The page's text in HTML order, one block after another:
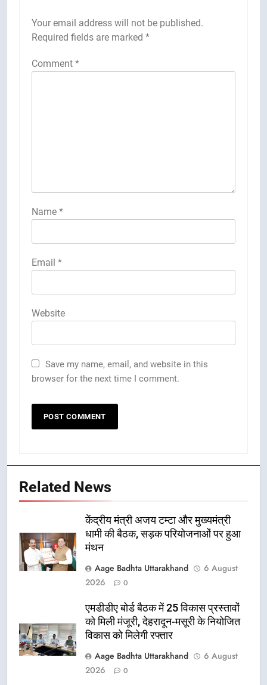
Your email address will not be published.
Required fields are marked *
Comment *
Name *
Email *
Website
Save my name, email, and website in this
browser for the next time I comment.
Related News
केंद्रीय मंत्री अजय टम्टा और मुख्यमंत्री
धामी की बैठक, सड़क परियोजनाओं पर हुआ
मंथन
Aage Badhta Uttarakhand
6 August
2026
0
एमडीडीए बोर्ड बैठक में 25 विकास प्रस्तावों
को मिली मंजूरी, देहरादून-मसूरी के नियोजित
विकास को मिलेगी रफ्तार
Aage Badhta Uttarakhand
6 August
2026
0